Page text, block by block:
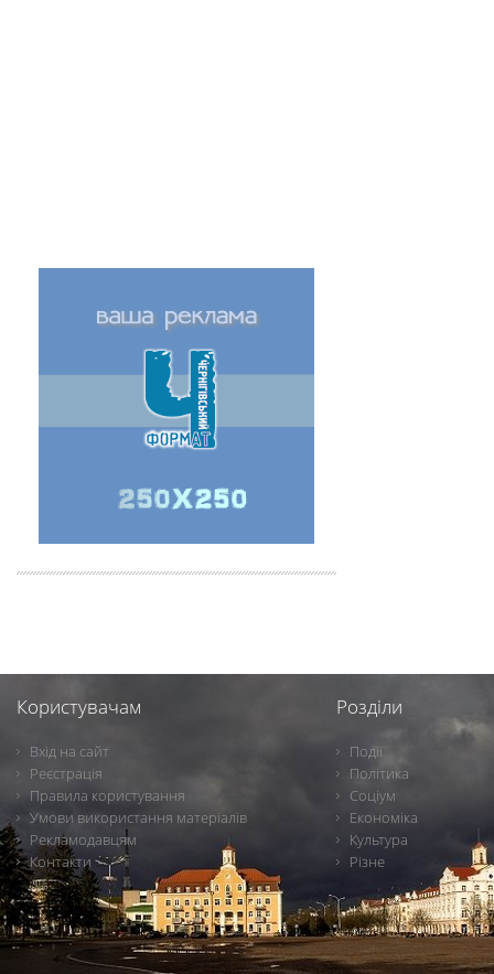
Користувачам
Вхід на сайт
Реєстрація
Правила користування
Умови використання матеріалів
Рекламодавцям
Контакти
Розділи
Події
Політика
Соціум
Економіка
Культура
Різне